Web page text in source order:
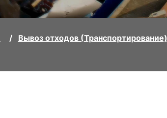
Вывоз отходов (Транспортирование)